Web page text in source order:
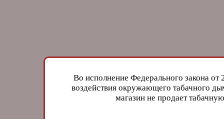
Во исполнение Федерального закона
воздействия окружающего табачного
магазин не продает